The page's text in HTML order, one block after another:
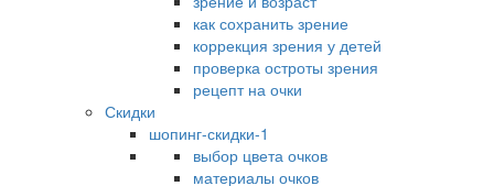
как сохранить зрение
коррекция зрения у детей
проверка остроты зрения
рецепт на очки
Скидки
шопинг-скидки-1
выбор цвета очков
материалы очков